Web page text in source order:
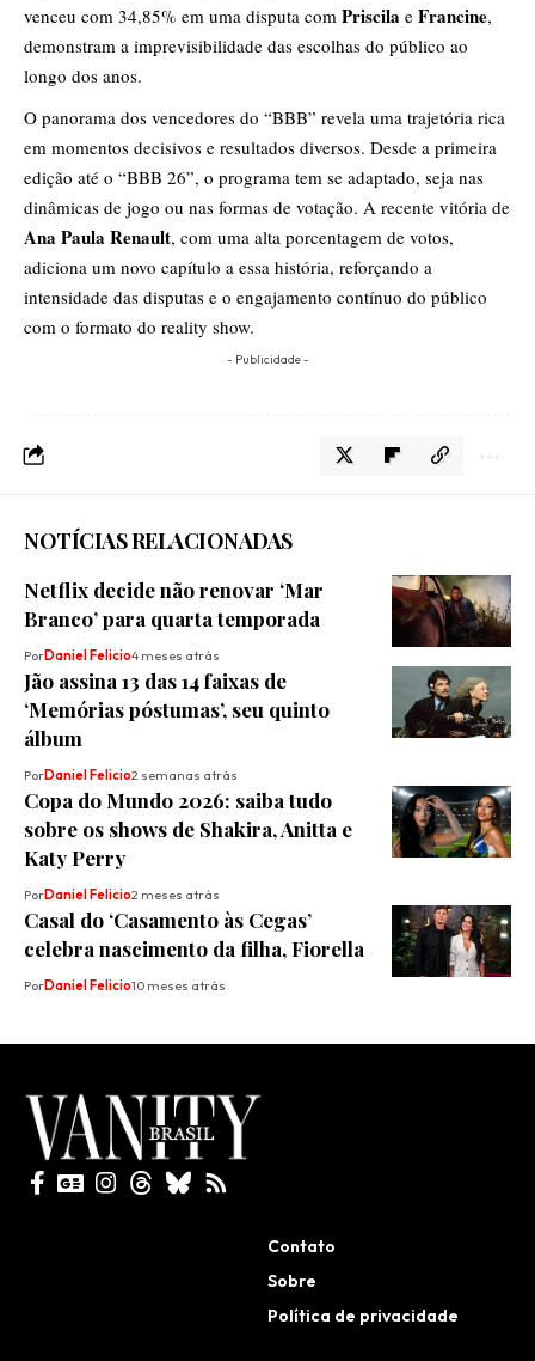
venceu com 34,85% em uma disputa com Priscila e Francine,
demonstram a imprevisibilidade das escolhas do público ao
longo dos anos.
O panorama dos vencedores do “BBB” revela uma trajetória rica
em momentos decisivos e resultados diversos. Desde a primeira
edição até o “BBB 26”, o programa tem se adaptado, seja nas
dinâmicas de jogo ou nas formas de votação. A recente vitória de
Ana Paula Renault, com uma alta porcentagem de votos,
adiciona um novo capítulo a essa história, reforçando a
intensidade das disputas e o engajamento contínuo do público
com o formato do reality show.
- Publicidade -
NOTÍCIAS RELACIONADAS
Netflix decide não renovar ‘Mar
Branco’ para quarta temporada
PorDaniel Felicio4 meses atrás
Jão assina 13 das 14 faixas de
‘Memórias póstumas’, seu quinto
álbum
PorDaniel Felicio2 semanas atrás
Copa do Mundo 2026: saiba tudo
sobre os shows de Shakira, Anitta e
Katy Perry
PorDaniel Felicio2 meses atrás
Casal do ‘Casamento às Cegas’
celebra nascimento da filha, Fiorella
PorDaniel Felicio10 meses atrás
Contato
Sobre
Política de privacidade